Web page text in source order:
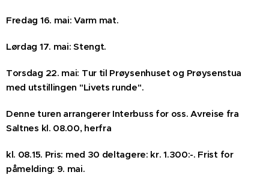
Fredag 16. mai: Varm mat.
Lørdag 17. mai: Stengt.
Torsdag 22. mai: Tur til Prøysenhuset og Prøysenstua
med utstillingen "Livets runde".
Denne turen arrangerer Interbuss for oss. Avreise fra
Saltnes kl. 08.00, herfra
kl. 08.15. Pris: med 30 deltagere: kr. 1.300:-. Frist for
påmelding: 9. mai.